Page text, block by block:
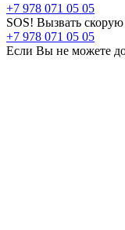
+7 978 071 05 05
SOS! Вызвать
+7 978 071 05 05
Если Вы не можете